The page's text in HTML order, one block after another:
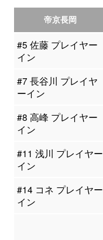
帝京長岡
#5 佐藤 プレイヤー
イン
#7 長谷川 プレイヤ
ーイン
#8 高峰 プレイヤー
イン
#11 浅川 プレイヤー
イン
#14 コネ プレイヤー
イン